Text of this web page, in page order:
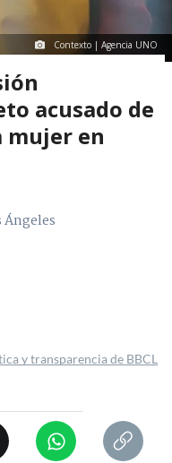
Contexto | Agencia UNO
acusado de
mujer en
Ángeles
y transparencia de BBCL